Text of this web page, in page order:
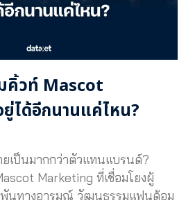
คิ้วท์ Mascot
ได้อีกนานแค่ไหน?
เป็นมากกว่าตัวแทนแบรนด์?
Marketing ที่เชื่อมโยงผู้
นทางอารมณ์ วัฒนธรรมแฟนด้อม